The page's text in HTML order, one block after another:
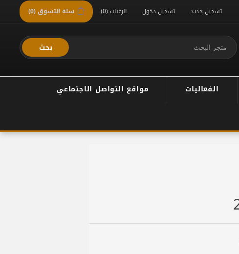
تسجيل جديد تسجيل دخول الرغبات(0) سلة التسوق(0)
بحث
الفعاليات مواقع التواصل الاجتماعي